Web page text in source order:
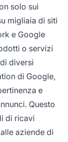
solo sui
migliaia di siti
e Google
o servizi
diversi
di Google,
e
Questo
di ricavi
aziende di